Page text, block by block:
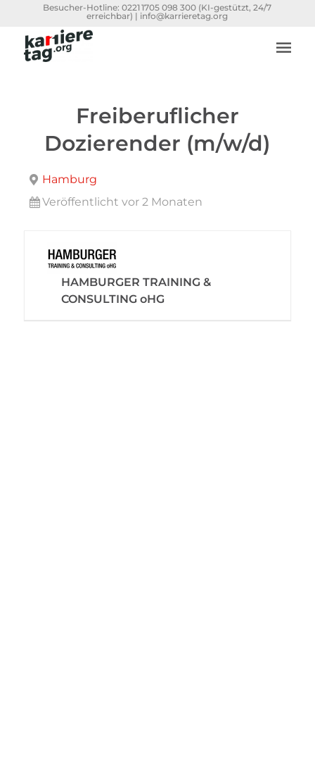
Besucher-Hotline:0221 1705 098 300 (KI-gestützt, 24/7
erreichbar) | info@karrieretag.org
Freiberuflicher
Dozierender (m/w/d)
Hamburg
Veröffentlicht vor 2 Monaten
HAMBURGER TRAINING &
CONSULTING oHG